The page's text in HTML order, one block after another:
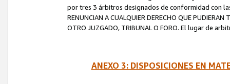
por tres 3 árbitros designados de conformidad con las
RENUNCIAN A CUALQUIER DERECHO QUE
OTRO JUZGADO, TRIBUNAL O FORO. El lugar de
ANEXO 3: DISPOSICIONES EN